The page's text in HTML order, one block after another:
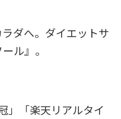
ダへ。ダイエットサ
ル』。
」「楽天リアルタイ